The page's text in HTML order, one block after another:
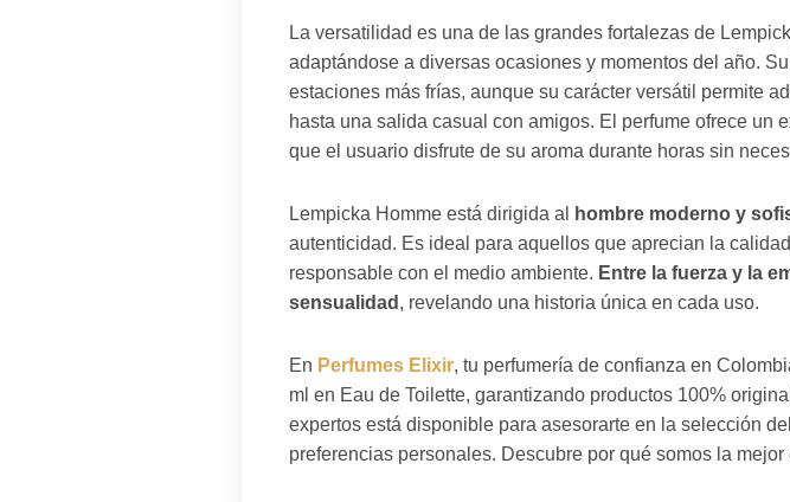
La versatilidad es una de las grandes fortalezas de
adaptándose a diversas ocasiones y momentos del año.
estaciones más frías, aunque su carácter versátil permite
hasta una salida casual con amigos. El perfume ofrece
que el usuario disfrute de su aroma durante horas sin
Lempicka Homme está dirigida al hombre moderno y
autenticidad. Es ideal para aquellos que aprecian la
responsable con el medio ambiente. Entre la fuerza y la
sensualidad , revelando una historia única en cada uso.
En Perfumes Elixir, tu perfumería de confianza en
ml en Eau de Toilette, garantizando productos 100%
expertos está disponible para asesorarte en la selección
preferencias personales. Descubre por qué somos la